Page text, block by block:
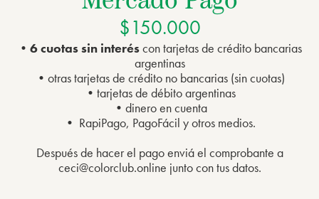
$150.000
• 6 cuotas sin interéscon tarjetas de crédito bancarias
argentinas
•otras tarjetas de crédito no bancarias (sin cuotas)
•tarjetas de débito argentinas
•dinero en cuenta
• RapiPago, PagoFácil y otros medios.
Después de hacer el pago enviá el comprobante a
ceci@colorclub.online junto con tus datos.